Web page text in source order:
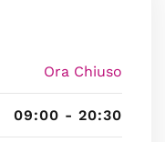
Ora Chiuso
09:00 - 20:30